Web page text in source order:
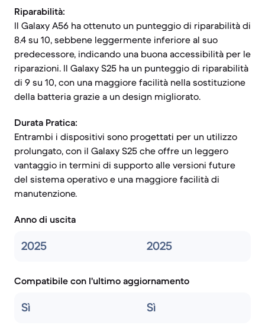
Riparabilità:
Il Galaxy A56 ha ottenuto un punteggio di riparabilità di
8.4 su 10, sebbene leggermente inferiore al suo
predecessore, indicando una buona accessibilità per le
riparazioni. Il Galaxy S25 ha un punteggio di riparabilità
di 9 su 10, con una maggiore facilità nella sostituzione
della batteria grazie a un design migliorato.
Durata Pratica:
Entrambi i dispositivi sono progettati per un utilizzo
prolungato, con il Galaxy S25 che offre un leggero
vantaggio in termini di supporto alle versioni future
del sistema operativo e una maggiore facilità di
manutenzione.
Anno di uscita
2025 2025
Compatibile con l'ultimo aggiornamento
Sì Sì